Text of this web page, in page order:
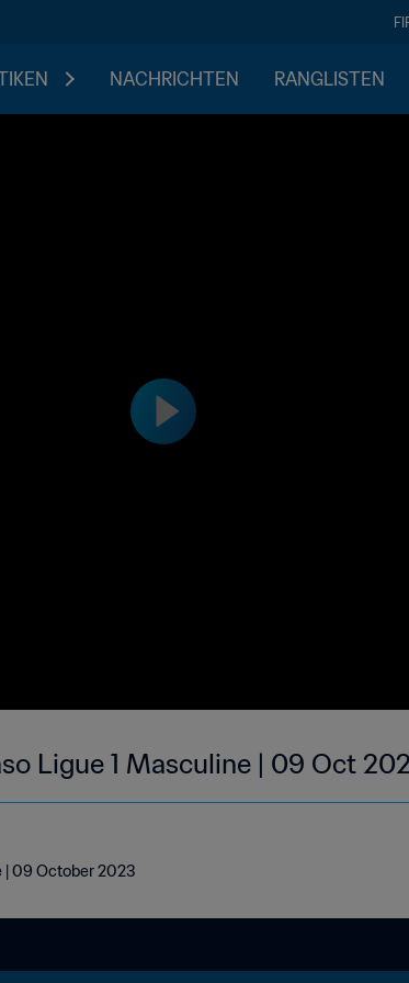
NACHRICHTEN RANGLISTEN
Ligue 1 Masculine | 09 Oct
| 09 October 2023